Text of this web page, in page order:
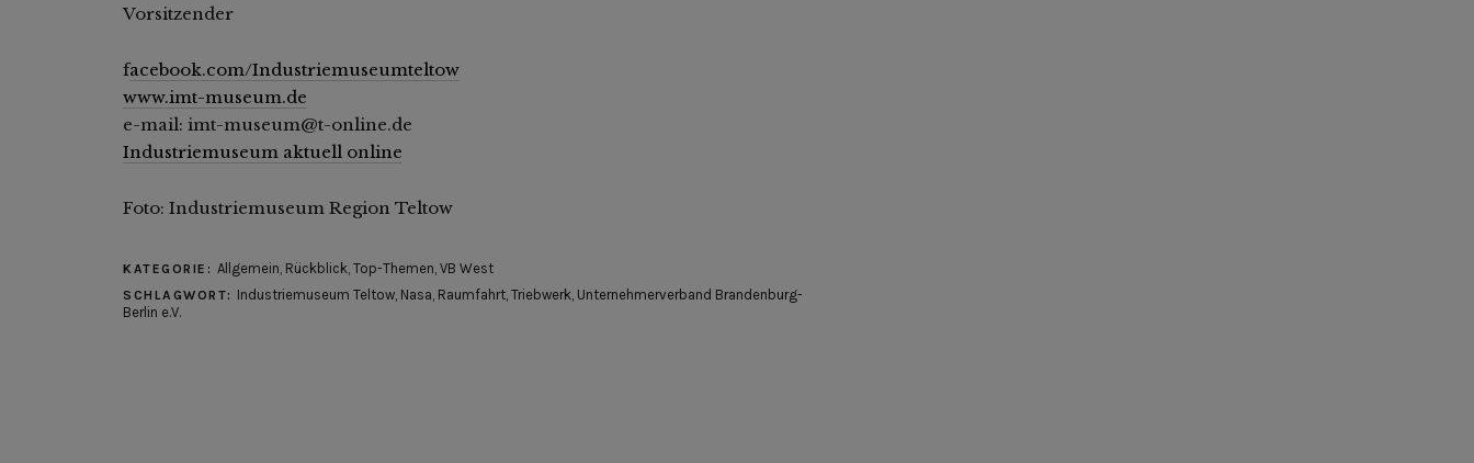
Vorsitzender
facebook.com/Industriemuseumteltow
www.imt-museum.de
e-mail: imt-museum@t-online.de
Industriemuseum aktuell online
Foto: Industriemuseum Region Teltow
KATEGORIE: Allgemein Rückblick Top-Themen VB West
SCHLAGWORT: Industriemuseum Teltow Nasa Raumfahrt Triebwerk Unternehmerverband Brandenburg-
Berlin e.V.